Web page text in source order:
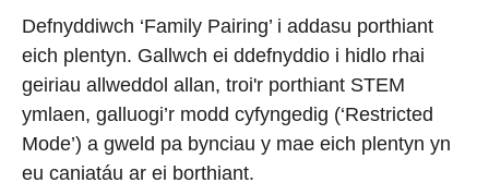
Defnyddiwch ‘Family Pairing’ i addasu porthiant
eich plentyn. Gallwch ei ddefnyddio i hidlo rhai
geiriau allweddol allan, troi'r porthiant STEM
ymlaen, galluogi’r modd cyfyngedig (‘Restricted
Mode’) a gweld pa bynciau y mae eich plentyn yn
eu caniatáu ar ei borthiant.